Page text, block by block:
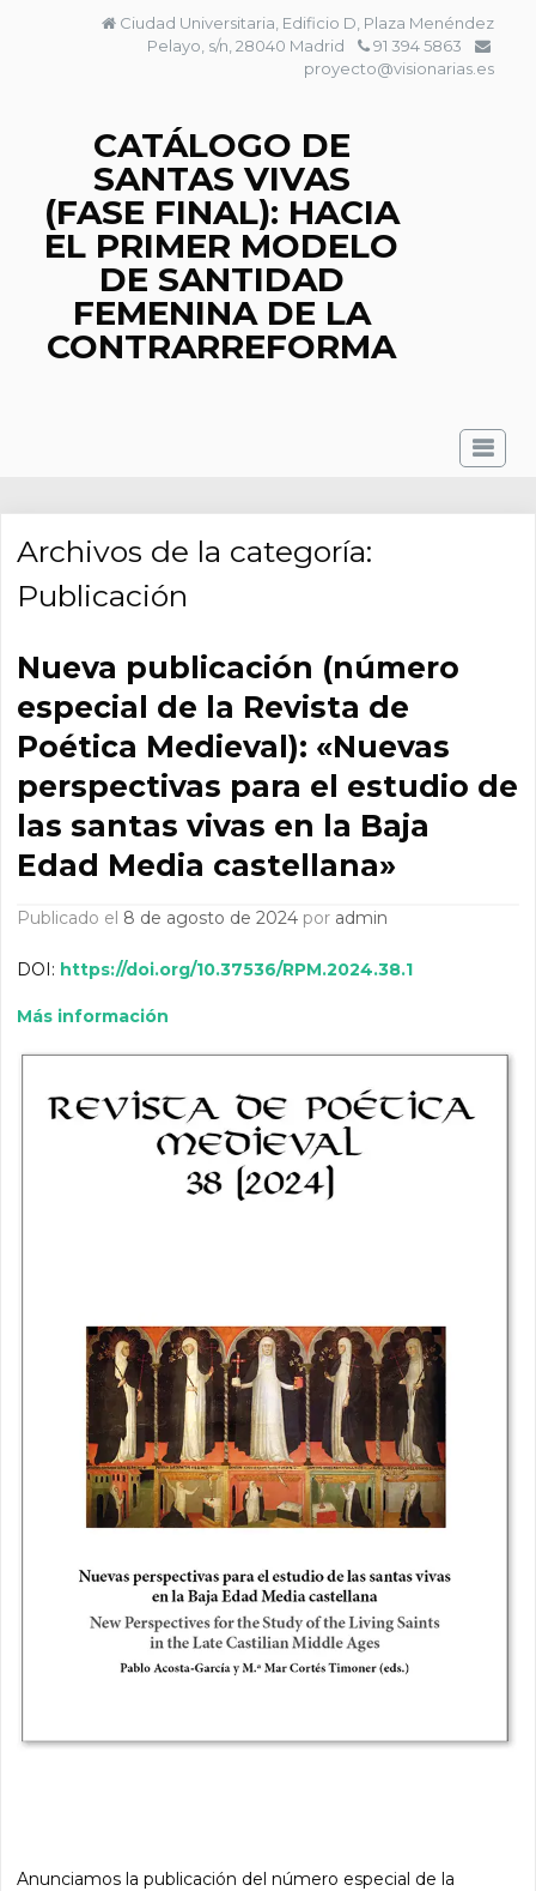
Ciudad Universitaria, Edificio D, Plaza Menéndez
Pelayo, s/n, 28040 Madrid
91 394 5863
proyecto@visionarias.es
CATÁLOGO DE
SANTAS VIVAS
(FASE FINAL): HACIA
EL PRIMER MODELO
DE SANTIDAD
FEMENINA DE LA
CONTRARREFORMA
Archivos de la categoría:
Publicación
Nueva publicación (número
especial de la Revista de
Poética Medieval): «Nuevas
perspectivas para el estudio de
las santas vivas en la Baja
Edad Media castellana»
Publicado el 8 de agosto de 2024 por admin
DOI: https://doi.org/10.37536/RPM.2024.38.1
Más información
Anunciamos la publicación del número especial de la